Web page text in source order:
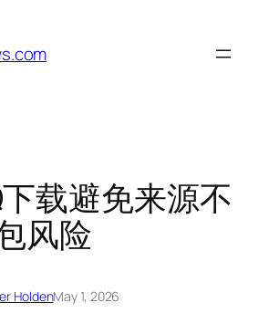
载避免来源不
风险
HoldenMay 1, 2026